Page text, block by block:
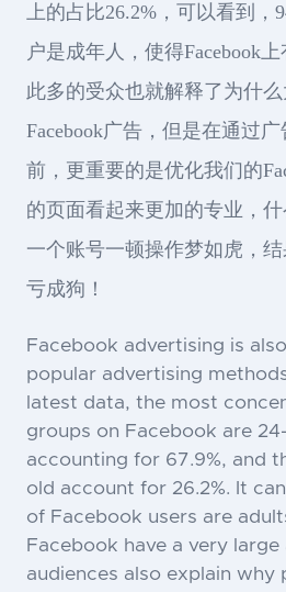
上的占比26.2%，可以看到，
户是成年人，使得Facebook
此多的受众也就解释了为什
Facebook广告，但是在通过
前，更重要的是优化我们的
的页面看起来更加的专业，
一个账号一顿操作梦如虎，
亏成狗！
Facebook advertising is
popular advertising
latest data, the most
groups on Facebook are
accounting for 67.9%, and
old account for 26.2%. It
of Facebook users are
Facebook have a very
audiences also explain why